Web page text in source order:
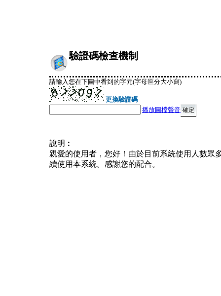
驗證碼檢查機制
請輸入您在下圖中看到的字元(字母區分大小寫)
更換驗證碼
播放圖檔聲音
說明︰
親愛的使用者，您好！由於目前系統使用人數眾
續使用本系統。感謝您的配合。